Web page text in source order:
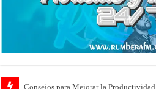
Consejos para Mejorar la Productividad